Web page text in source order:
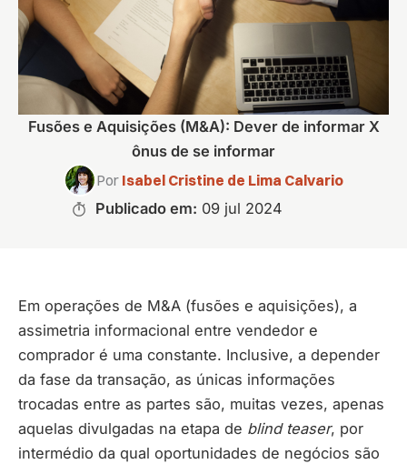
Fusões e Aquisições (M&A): Dever de informar X
ônus de se informar
Por Isabel Cristine de Lima Calvario
Publicado em: 09 jul 2024
Em operações de M&A (fusões e aquisições), a
assimetria informacional entre vendedor e
comprador é uma constante. Inclusive, a depender
da fase da transação, as únicas informações
trocadas entre as partes são, muitas vezes, apenas
aquelas divulgadas na etapa de blind teaser, por
intermédio da qual oportunidades de negócios são